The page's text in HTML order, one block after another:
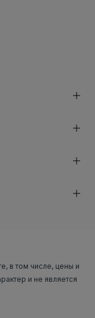
в том числе, цены и
и не является